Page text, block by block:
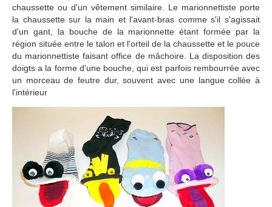
chaussette ou d'un vêtement similaire. Le marionnettiste porte
la chaussette sur la main et l'avant-bras comme s'il s'agissait
d'un gant, la bouche de la marionnette étant formée par la
région située entre le talon et l'orteil de la chaussette et le pouce
du marionnettiste faisant office de mâchoire. La disposition des
doigts a la forme d'une bouche, qui est parfois rembourrée avec
un morceau de feutre dur, souvent avec une langue collée à
l'intérieur